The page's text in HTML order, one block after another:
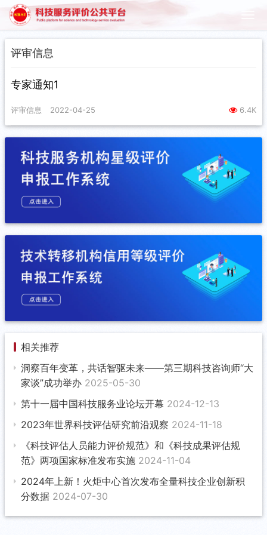
评审信息
专家通知1
评审信息 2022-04-25 6.4K
相关推荐
洞察百年变革，共话智驱未来——第三期科技咨询师“大
家谈”成功举办 2025-05-30
第十一届中国科技服务业论坛开幕 2024-12-13
2023年世界科技评估研究前沿观察 2024-11-18
《科技评估人员能力评价规范》和《科技成果评估规
范》两项国家标准发布实施 2024-11-04
2024年上新！火炬中心首次发布全量科技企业创新积
分数据 2024-07-30